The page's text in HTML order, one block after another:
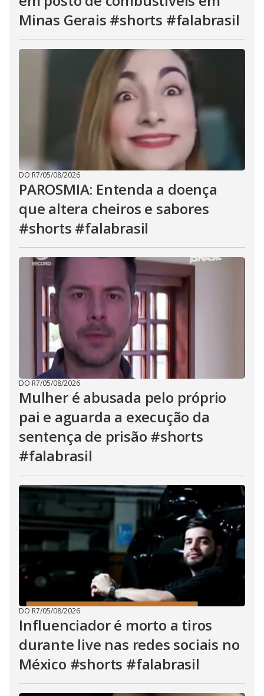
Minas Gerais #shorts #falabrasil
DO R7/05/08/2026
PAROSMIA: Entenda a doença
que altera cheiros e sabores
#shorts #falabrasil
DO R7/05/08/2026
Mulher é abusada pelo próprio
pai e aguarda a execução da
sentença de prisão #shorts
#falabrasil
DO R7/05/08/2026
Influenciador é morto a tiros
durante live nas redes sociais no
México #shorts #falabrasil